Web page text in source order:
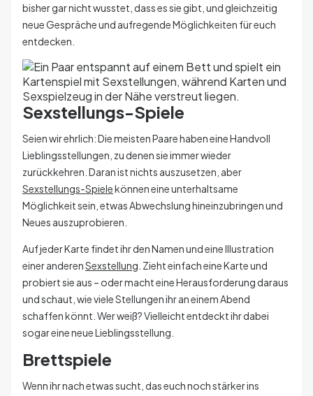
bisher gar nicht wusstet, dass es sie gibt, und gleichzeitig
neue Gespräche und aufregende Möglichkeiten für euch
entdecken.
Sexstellungs-Spiele
Seien wir ehrlich: Die meisten Paare haben eine Handvoll
Lieblingsstellungen, zu denen sie immer wieder
zurückkehren. Daran ist nichts auszusetzen, aber
Sexstellungs-Spielekönnen eine unterhaltsame
Möglichkeit sein, etwas Abwechslung hineinzubringen und
Neues auszuprobieren.
Auf jeder Karte findet ihr den Namen und eine Illustration
einer anderenSexstellung . Zieht einfach eine Karte und
probiert sie aus – oder macht eine Herausforderung daraus
und schaut, wie viele Stellungen ihr an einem Abend
schaffen könnt. Wer weiß? Vielleicht entdeckt ihr dabei
sogar eine neue Lieblingsstellung.
Brettspiele
Wenn ihr nach etwas sucht, das euch noch stärker ins